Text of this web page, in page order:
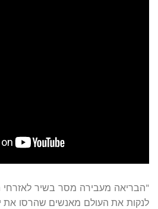
"הבריאה מעבירה מסר בשיר לאזרחי
לנקות את העולם מאנשים שהרסו את